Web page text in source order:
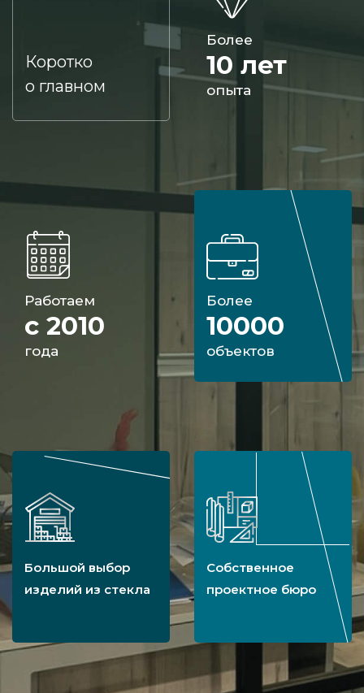
Коротко
о главном
Более
10 лет
опыта
Работаем
с 2010
года
Более
10000
объектов
Большой выбор
изделий из стекла
Собственное
проектное бюро